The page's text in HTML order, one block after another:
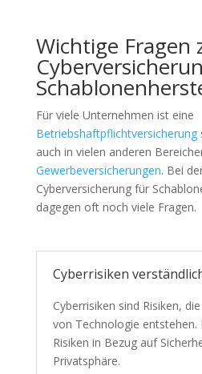
Wichtige Fragen
Für viele Unternehmen ist eine
Betriebshaftpflichtversicherung
auch in vielen anderen
Gewerbeversicherungen. Bei
Cyberversicherung für
dagegen oft noch viele Fragen.
Cyberrisiken
Cyberrisiken sind Risiken,
von Technologie entstehen.
Risiken in Bezug auf
Privatsphäre.